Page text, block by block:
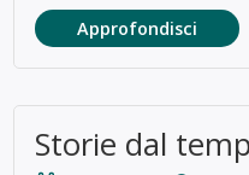
Approfondisci
Storie dal